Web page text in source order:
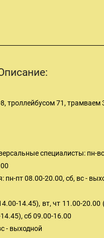
троллейбусом 71, трамваем
специалисты: пн-
пт 08.00-20.00, сб, вс -
14.45), вт, чт 11.00-20.00
сб 09.00-16.00
- выходной